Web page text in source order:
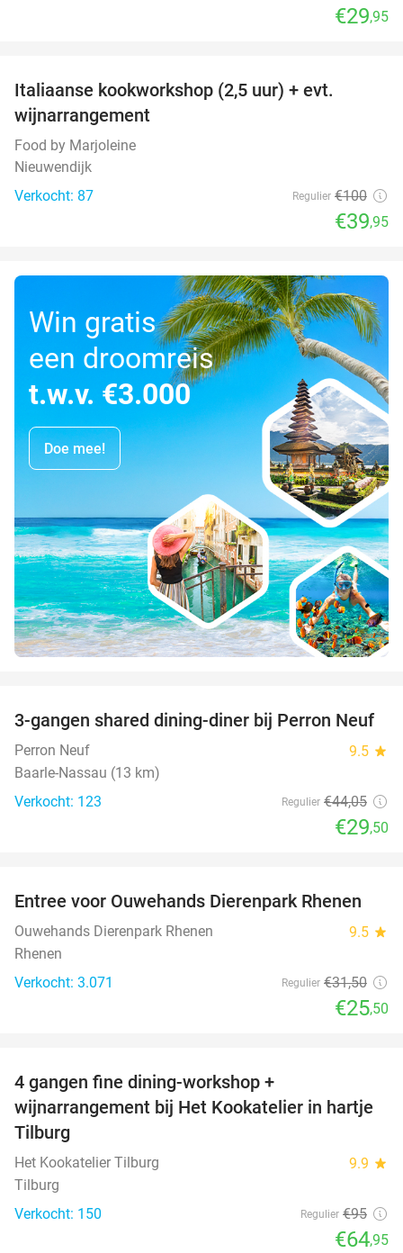
€29,95
Italiaanse kookworkshop (2,5 uur) + evt.
wijnarrangement
Food by Marjoleine
Nieuwendijk
Verkocht: 87
Regulier €100
€39,95
Win gratis
een droomreis
t.w.v. €3.000
Doe mee!
33%
3-gangen shared dining-diner bij Perron Neuf
Perron Neuf 9.5 star
Baarle-Nassau (13 km)
Verkocht: 123
Regulier €44,05
€29,50
19%
Entree voor Ouwehands Dierenpark Rhenen
Ouwehands Dierenpark Rhenen 9.5 star
Rhenen
Verkocht: 3.071
Regulier €31,50
€25,50
4 gangen fine dining-workshop +
wijnarrangement bij Het Kookatelier in hartje
Tilburg
Het Kookatelier Tilburg 9.9 star
Tilburg
Verkocht: 150
Regulier €95
€64,95